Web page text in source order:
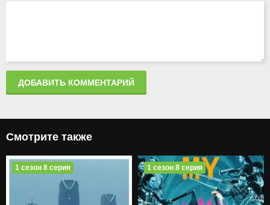
ДОБАВИТЬ КОММЕНТАРИЙ
Смотрите также
1 сезон 8 серия 1 сезон 8 серия